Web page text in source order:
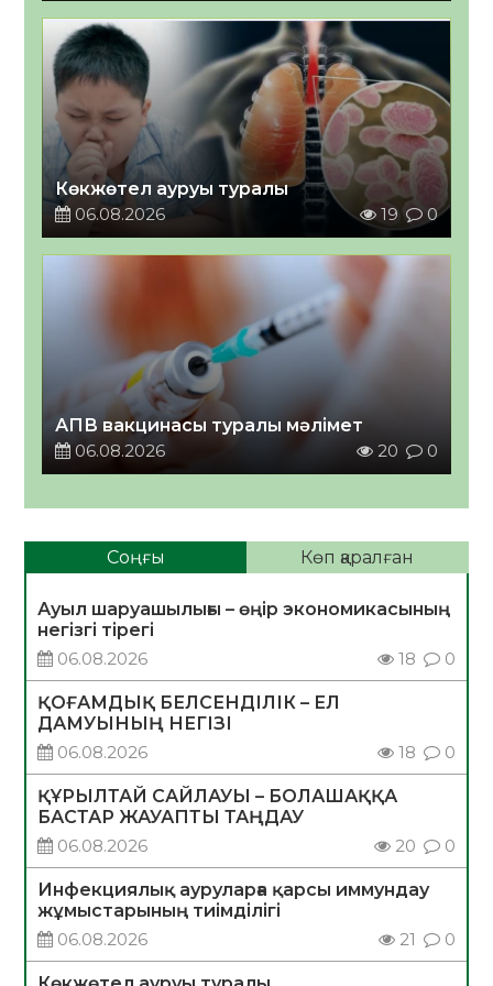
Көкжөтел ауруы туралы
06.08.2026
19 0
АПВ вакцинасы туралы мәлімет
06.08.2026
20 0
Соңғы Көп қаралған
Ауыл шаруашылығы – өңір экономикасының
негізгі тірегі
06.08.2026
18 0
ҚОҒАМДЫҚ БЕЛСЕНДІЛІК – ЕЛ
ДАМУЫНЫҢ НЕГІЗІ
06.08.2026
18 0
ҚҰРЫЛТАЙ САЙЛАУЫ – БОЛАШАҚҚА
БАСТАР ЖАУАПТЫ ТАҢДАУ
06.08.2026
20 0
Инфекциялық ауруларға қарсы иммундау
жұмыстарының тиімділігі
06.08.2026
21 0